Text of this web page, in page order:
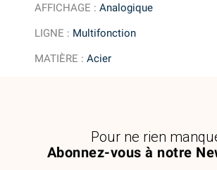
AFFICHAGE :Analogique
LIGNE : Multifonction
MATIÈRE :Acier
Abonnez-vous à notre
Pour ne rien